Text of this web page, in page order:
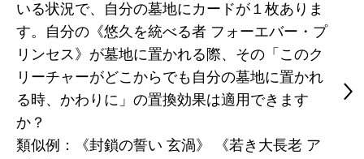
いる状況で、自分の墓地にカードが１枚ありま
す。自分の《悠久を統べる者 フォーエバー・プ
リンセス》が墓地に置かれる際、その「このク
リーチャーがどこからでも自分の墓地に置かれ
る時、かわりに」の置換効果は適用できます
か？
類似例：《封鎖の誓い 玄渦》 《若き大長老 ア